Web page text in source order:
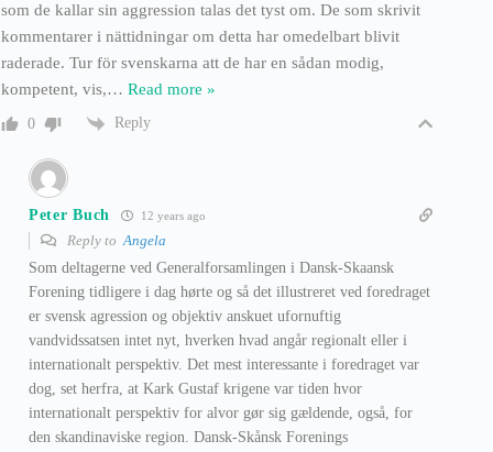
som de kallar sin aggression talas det tyst om. De som skrivit
kommentarer i nättidningar om detta har omedelbart blivit
raderade. Tur för svenskarna att de har en sådan modig,
kompetent, vis,… Read more »
0 Reply
Peter Buch 12 years ago
Reply toAngela
Som deltagerne ved Generalforsamlingen i Dansk-Skaansk
Forening tidligere i dag hørte og så det illustreret ved foredraget
er svensk agression og objektiv anskuet ufornuftig
vandvidssatsen intet nyt, hverken hvad angår regionalt eller i
internationalt perspektiv. Det mest interessante i foredraget var
dog, set herfra, at Kark Gustaf krigene var tiden hvor
internationalt perspektiv for alvor gør sig gældende, også, for
den skandinaviske region. Dansk-Skånsk Forenings